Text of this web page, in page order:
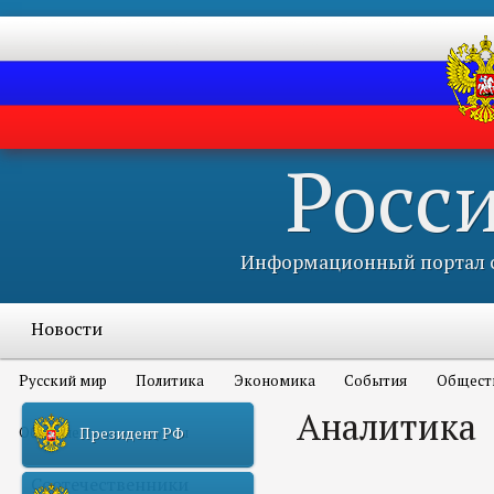
Информационный портал
Новости
Русский мир Политика Экономика События
Объявления и конкурсы
Соотечественники
Президент РФ Аналитика